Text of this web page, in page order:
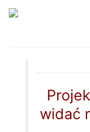
widać